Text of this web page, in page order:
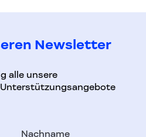
Newsletter
alle unsere
Nachname